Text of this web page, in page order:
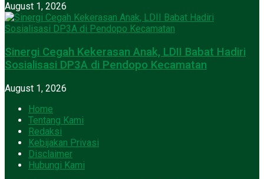
August 1, 2026
Sinergi Cegah Kekerasan Anak, LDII Babat Hadiri
Sosialisasi DP3A di Pendopo Kecamatan
August 1, 2026
Home
Tentang Kami
Redaksi
Kebijakan Privasi
Disclaimer
Hubungi Kami